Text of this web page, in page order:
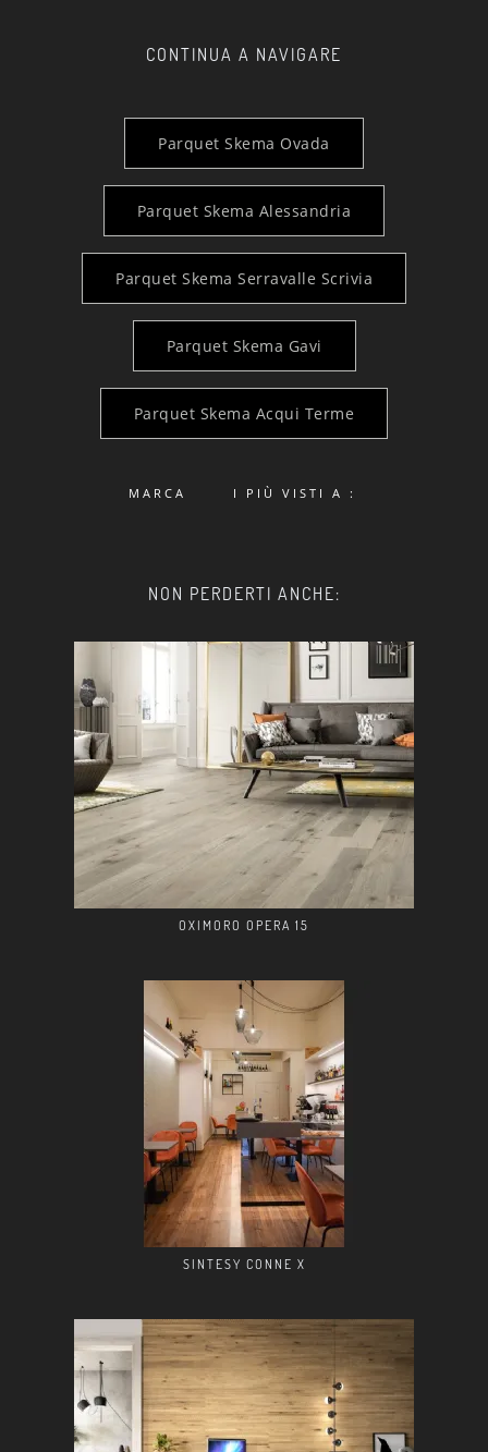
CONTINUA A NAVIGARE
Parquet Skema Ovada
Parquet Skema Alessandria
Parquet Skema Serravalle Scrivia
Parquet Skema Gavi
Parquet Skema Acqui Terme
MARCA I PIÙ VISTI A :
NON PERDERTI ANCHE:
OXIMORO OPERA 15
SINTESY CONNE X